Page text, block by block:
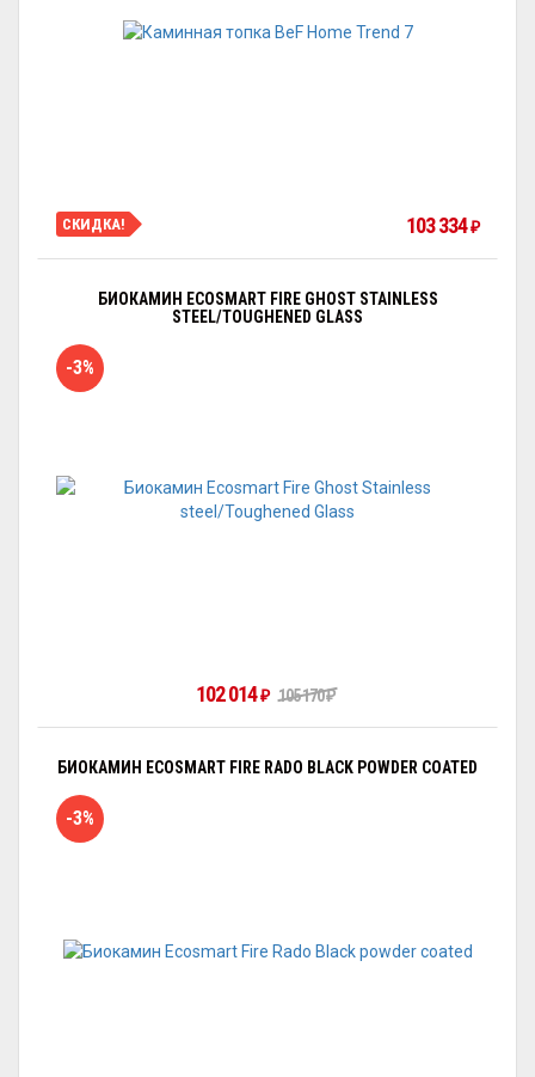
СКИДКА! 103 334₽
БИОКАМИН ECOSMART FIRE GHOST STAINLESS
STEEL/TOUGHENED GLASS
-3%
102 014₽ 105 170₽
БИОКАМИН ECOSMART FIRE RADO BLACK POWDER COATED
-3%